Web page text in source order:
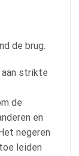
de brug.
aan strikte
de
en
negeren
leiden